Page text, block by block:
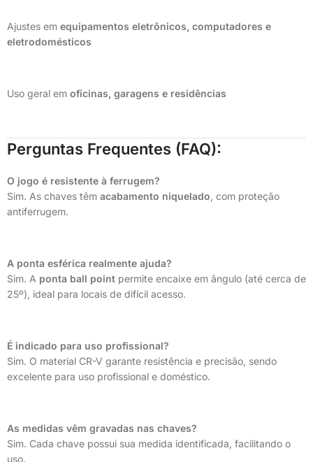
Ajustes em equipamentos eletrônicos, computadores e
eletrodomésticos
Uso geral em oficinas, garagens e residências
Perguntas Frequentes (FAQ):
O jogo é resistente à ferrugem?
Sim. As chaves têm acabamento niquelado , com proteção
antiferrugem.
A ponta esférica realmente ajuda?
Sim. A ponta ball point permite encaixe em ângulo (até cerca de
25º), ideal para locais de difícil acesso.
É indicado para uso profissional?
Sim. O material CR-V garante resistência e precisão, sendo
excelente para uso profissional e doméstico.
As medidas vêm gravadas nas chaves?
Sim. Cada chave possui sua medida identificada, facilitando o
uso.